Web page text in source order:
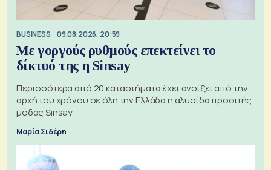
BUSINESS 09.08.2026, 20:59
Με γοργούς ρυθμούς επεκτείνει το
δίκτυό της η Sinsay
Περισσότερα από 20 καταστήματα έχει ανοίξει από την
αρχή του χρόνου σε όλη την Ελλάδα η αλυσίδα προσιτής
μόδας Sinsay
Μαρία Σιδέρη